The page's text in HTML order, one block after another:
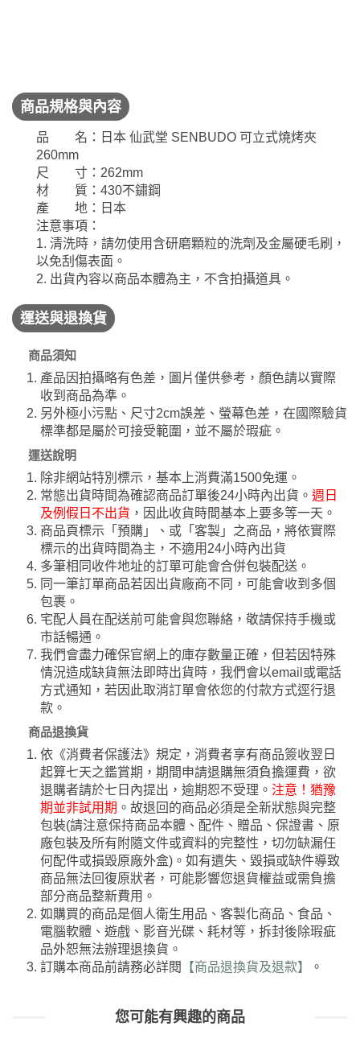
商品規格與內容
品 名：日本 仙武堂 SENBUDO 可立式燒烤夾
260mm
尺 寸：262mm
材 質：430不鏽鋼
產 地：日本
注意事項：
1. 清洗時，請勿使用含研磨顆粒的洗劑及金屬硬毛刷，
以免刮傷表面。
2. 出貨內容以商品本體為主，不含拍攝道具。
運送與退換貨
商品須知
產品因拍攝略有色差，圖片僅供參考，顏色請以實際
收到商品為準。
另外極小污點、尺寸2cm誤差、螢幕色差，在國際驗貨
標準都是屬於可接受範圍，並不屬於瑕疵。
運送說明
除非網站特別標示，基本上消費滿1500免運。
常態出貨時間為確認商品訂單後24小時內出貨。 週日
及例假日不出貨 ，因此收貨時間基本上要多等一天。
商品頁標示「預購」、或「客製」之商品，將依實際
標示的出貨時間為主，不適用24小時內出貨
多筆相同收件地址的訂單可能會合併包裝配送。
同一筆訂單商品若因出貨廠商不同，可能會收到多個
包裹。
宅配人員在配送前可能會與您聯絡，敬請保持手機或
市話暢通。
我們會盡力確保官網上的庫存數量正確，但若因特殊
情況造成缺貨無法即時出貨時，我們會以email或電話
方式通知，若因此取消訂單會依您的付款方式逕行退
款。
商品退換貨
依《消費者保護法》規定，消費者享有商品簽收翌日
起算七天之鑑賞期，期間申請退購無須負擔運費，欲
退購者請於七日內提出，逾期恕不受理。 注意！猶豫
期並非試用期 。故退回的商品必須是全新狀態與完整
包裝(請注意保持商品本體、配件、贈品、保證書、原
廠包裝及所有附隨文件或資料的完整性，切勿缺漏任
何配件或損毀原廠外盒)。如有遺失、毀損或缺件導致
商品無法回復原狀者，可能影響您退貨權益或需負擔
部分商品整新費用。
如購買的商品是個人衛生用品、客製化商品、食品、
電腦軟體、遊戲、影音光碟、耗材等，拆封後除瑕疵
品外恕無法辦理退換貨。
訂購本商品前請務必詳閱
【商品退換貨及退款】 。
您可能有興趣的商品